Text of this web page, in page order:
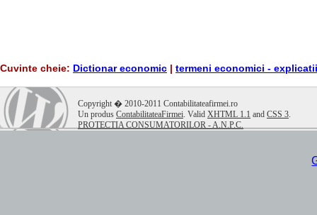
Cuvinte cheie: Dictionar economic | termeni economici - explicatii
Copyright � 2010-2011 Contabilitateafirmei.ro
Un produs ContabilitateaFirmei. Valid XHTML 1.1 and CSS 3.
PROTECTIA CONSUMATORILOR - A.N.P.C.